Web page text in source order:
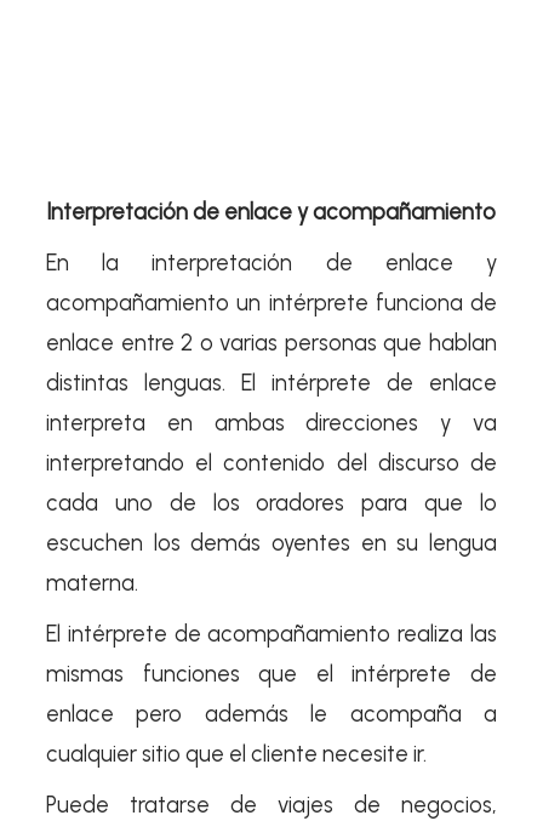
Interpretación de enlace y acompañamiento
En la interpretación de enlace y
acompañamiento un intérprete funciona de
enlace entre 2 o varias personas que hablan
distintas lenguas. El intérprete de enlace
interpreta en ambas direcciones y va
interpretando el contenido del discurso de
cada uno de los oradores para que lo
escuchen los demás oyentes en su lengua
materna.
El intérprete de acompañamiento realiza las
mismas funciones que el intérprete de
enlace pero además le acompaña a
cualquier sitio que el cliente necesite ir.
Puede tratarse de viajes de negocios,